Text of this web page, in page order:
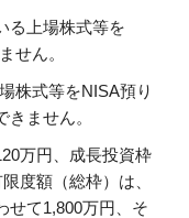
る上場株式等を
せん。
株式等をNISA預り
ません。
万円、成長投資枠
度額（総枠）は、
せて1,800万円、そ